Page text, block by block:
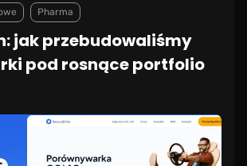
Pharma
jak przebudowaliśmy
pod rosnące portfolio